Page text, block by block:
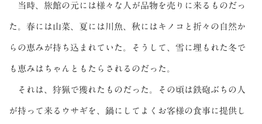
当時、旅館の元には様々な人が品物を売りに来るものだっ
た。春には山菜、夏には川魚、秋にはキノコと折々の自然か
らの恵みが持ち込まれていた。そうして、雪に埋もれた冬で
も恵みはちゃんともたらされるのだった。
それは、狩猟で獲れたものだった。その頃は鉄砲ぶちの人
が持って来るウサギを、鍋にしてよくお客様の食事に提供し